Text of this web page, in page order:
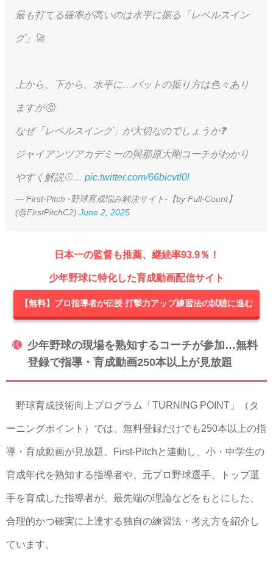
最も打てる確率が高いのは水平に振る「レベルスイン
グ」🚀
上から、下から、水平に…バットの振り方は色々あり
ますが🤔
なぜ「レベルスイング」が大切なのでしょうか❓
ジャイアンツアカデミーの與那原大剛コーチがわかり
やすく解説⚾️… pic.twitter.com/66bicvtl0l
— First-Pitch -野球育成悩み解決サイト-【by Full-Count】
(@FirstPitchC2) June 2, 2025
日本一の監督も推薦、継続率93.9％！
少年野球に特化した育成動画配信サイト
【無料】プロ指導者が伝授 打撃力アップ練習法の試聴に進む
少年野球の現場を熟知するコーチが参加…無料
登録で指導・育成動画250本以上が見放題
野球育成技術向上プログラム「TURNING POINT」（タ
ーニングポイント）では、無料登録だけでも250本以上の指
導・育成動画が見放題。First-Pitchと連動し、小・中学生の
育成年代を熟知する指導者や、元プロ野球選手、トップ選
手を育成した指導者が、最先端の理論などをもとにした、
合理的かつ確実に上達する独自の練習法・考え方を紹介し
ています。